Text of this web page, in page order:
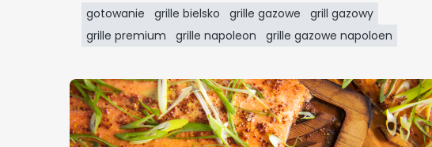
gotowanie grille bielsko grille gazowe
grill gazowy
grille premium
grille napoleon grille gazowe napoloen